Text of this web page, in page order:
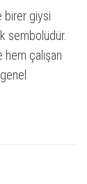
birer giysi
sembolüdür.
hem çalışan